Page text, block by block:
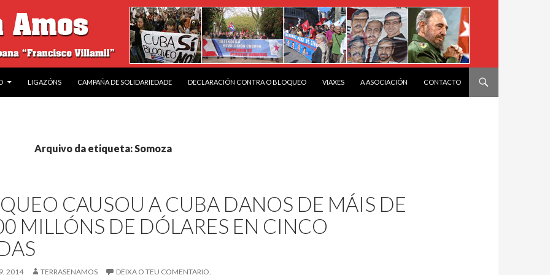
LIGAZÓNS CAMPAÑA DE SOLIDARIEDADE DECLARACIÓN CONTRA O BLOQUEO VIAXES A ASOCIACIÓN CONTACTO
Arquivo da etiqueta: Somoza
CAUSOU A CUBA DANOS DE MÁIS DE
MILLÓNS DE DÓLARES EN CINCO
2014 TERRASENAMOS DEIXA O TEU COMENTARIO.